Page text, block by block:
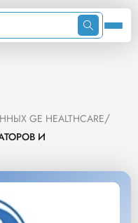
GE HEALTHCARE/
И